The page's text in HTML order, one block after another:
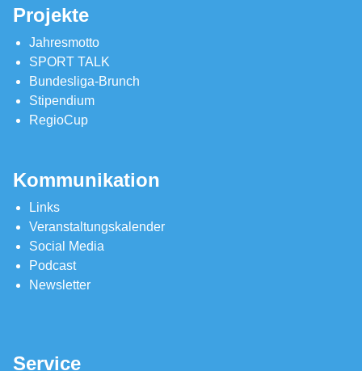
Projekte
Jahresmotto
SPORT TALK
Bundesliga-Brunch
Stipendium
RegioCup
Kommunikation
Links
Veranstaltungskalender
Social Media
Podcast
Newsletter
Service